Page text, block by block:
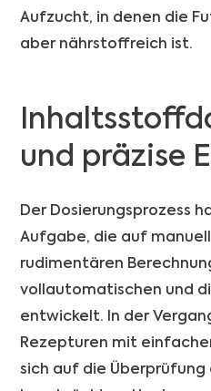
Aufzucht, in denen die
aber nährstoffreich ist.
und präzise
Der Dosierungsprozess
Aufgabe, die auf
rudimentären
vollautomatischen und
entwickelt. In der
Rezepturen mit
sich auf die